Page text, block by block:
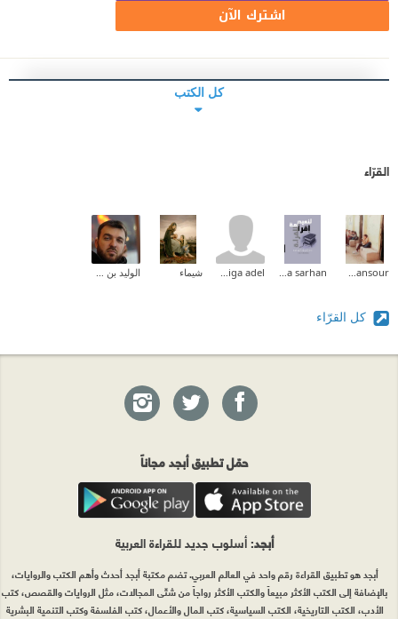
اشترك الآن
كل الكتب
القرّاء
شيماء
كل القرّاء
حمّل تطبيق أبجد مجاناً
أبجد: أسلوب جديد للقراءة العربية
أبجد هو تطبيق القراءة رقم واحد في العالم العربي. تضم مكتبة أبجد أحدث وأهم الكتب والروايات،
بالإضافة إلى الكتب الأكثر مبيعاً والكتب الأكثر رواجاً من شتّى المجالات، مثل الروايات والقصص، كتب
الأدب، الكتب التاريخية، الكتب السياسية، كتب المال والأعمال، كتب الفلسفة وكتب التنمية البشرية